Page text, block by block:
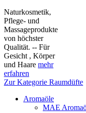
Naturkosmetik,
Pflege- und
Massageprodukte
von höchster
Qualität. -- Für
Gesicht , Körper
und Haare mehr
erfahren
Zur Kategorie Raumdüfte
Aromaöle
MAE